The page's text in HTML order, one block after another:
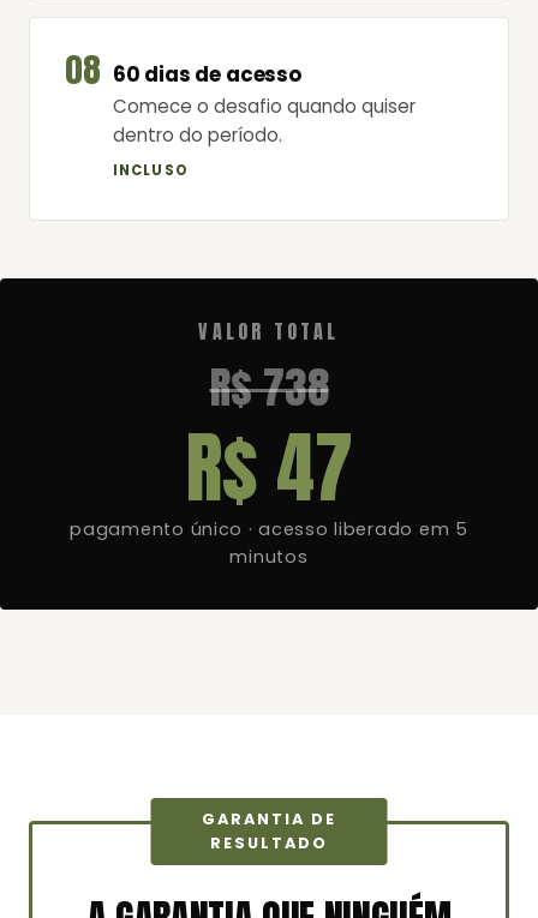
08 60 dias de acesso
Comece o desafio quando quiser
dentro do período.
INCLUSO
VALOR TOTAL
R$ 738
R$ 47
pagamento único · acesso liberado em 5
minutos
GARANTIA DE
RESULTADO